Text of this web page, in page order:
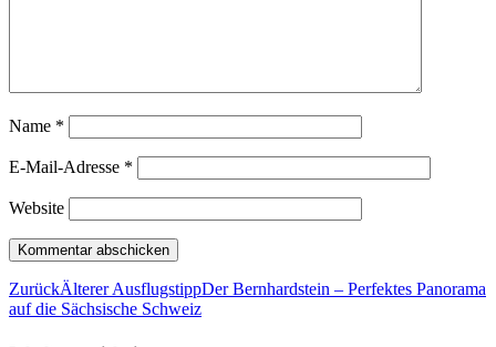
Name *
E-Mail-Adresse *
Website
ZurückÄlterer AusflugstippDer Bernhardstein – Perfektes Panorama
auf die Sächsische Schweiz